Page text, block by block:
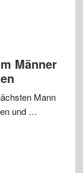
Männer
Mann
und …